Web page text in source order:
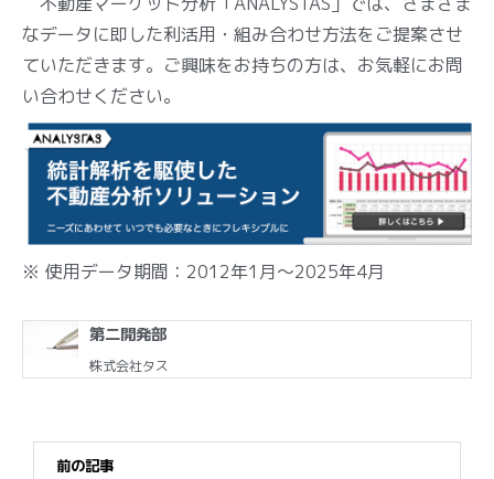
なデータに即した利活用・組み合わせ方法をご提案させ
ていただきます。ご興味をお持ちの方は、お気軽にお問
い合わせください。
※ 使用データ期間：2012年1月～2025年4月
第二開発部
株式会社タス
前の記事